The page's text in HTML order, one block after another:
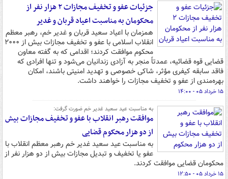
جزئیات عفو و تخفیف مجازات ۲ هزار نفر از
محکومان به مناسبت اعیاد قربان و غدیر
همزمان با اعیاد سعید قربان و غدیر خم، رهبر معظم
انقلاب اسلامی با عفو و تخفیف مجازات بیش از ۲۰۰۰
محکوم موافقت کردند؛ اقدامی که به گفته معاون
قضایی قوه قضائیه، عمدتاً منجر به آزادی زندانیان می‌شود و تنها افرادی که
فاقد سابقه کیفری مؤثر، شاکی خصوصی و تهدید امنیتی باشند، امکان
بهره‌مندی از عفو و تخفیف مجازات را خواهند داشت.
۱۵ خرداد ۰۵ - ۱۴:۰۰
به مناسبت عید سعید غدیر خم ضورت گرفت:
موافقت رهبر انقلاب با عفو و تخفیف مجازات بیش
از دو هزار محکوم قضایی
به مناسبت عید سعید غدیر خم رهبر معظم انقلاب با
عفو یا تخفیف و تبدیل مجازات بیش از دو هزار نفر از
محکومان قضایی موافقت کردند.
۱۵ خرداد ۰۵ - ۱۲:۵۰